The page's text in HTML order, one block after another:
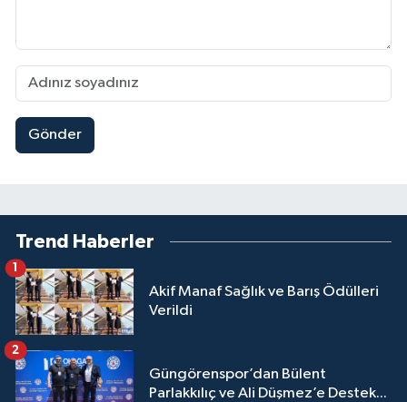
Gönder
Trend Haberler
Akif Manaf Sağlık ve Barış Ödülleri
Verildi
1
Güngörenspor’dan Bülent
Parlakkılıç ve Ali Düşmez’e Destek...
2